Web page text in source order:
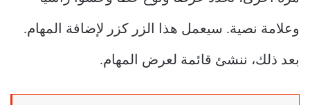
وعلامة نصية. سيعمل هذا الزر كزر لإضافة المهام.
بعد ذلك، ننشئ قائمة لعرض المهام.